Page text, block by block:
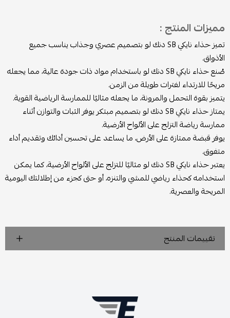
مميزات المنتج :
تميز حذاء نايكي SB دنك لو بتصميم عصري وجذاب يناسب جميع
الأذواق.
صُنع حذاء نايكي SB دنك لو باستخدام مواد ذات جودة عالية، مما يجعله
مريحًا للارتداء لفترات طويلة من الزمن.
يتميز بقوة التحمل والمرونة، ما يجعله مثاليًا للممارسة الرياضية القوية.
يمتاز حذاء نايكي SB دنك لو بتصميم مبتكر يوفر الثبات والتوازن أثناء
ممارسة رياضة التزلج على الألواح الأرضية.
يوفر قبضة ممتازة على الأرض، ما يساعد على تحسين أدائك وتقديم أداء
متفوق.
يعتبر حذاء نايكي SB دنك لو مثاليًا للتزلج على الألواح الأرضية، كما يمكن
استخدامه كحذاء رياضي للمشي والتنزه، أو حتى كجزء من إطلالتك اليومية
المريحة والعصرية.
تقييمات المنتج